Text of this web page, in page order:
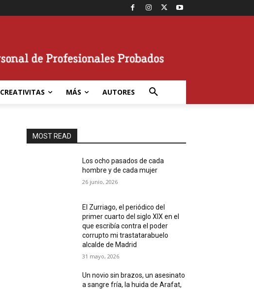
CREATIVITAS MÁS AUTORES
MOST READ
Los ocho pasados de cada
hombre y de cada mujer
26 junio, 2026
El Zurriago, el periódico del
primer cuarto del siglo XIX en el
que escribía contra el poder
corrupto mi trastatarabuelo
alcalde de Madrid
31 mayo, 2026
Un novio sin brazos, un asesinato
a sangre fría, la huida de Arafat,